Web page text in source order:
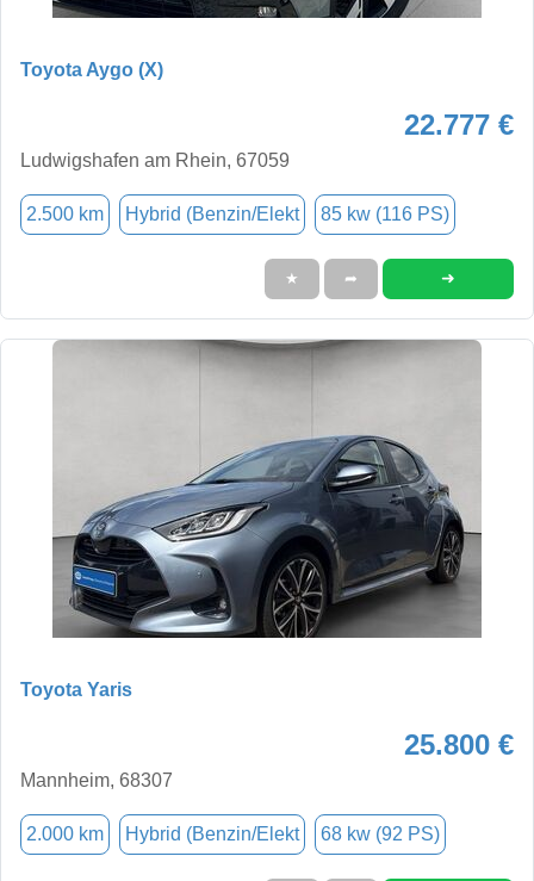
Toyota Aygo (X)
22.777 €
Ludwigshafen am Rhein, 67059
2.500 km Hybrid (Benzin/Elekt 85 kw (116 PS)
★ ➦ ➜
Toyota Yaris
25.800 €
Mannheim, 68307
2.000 km Hybrid (Benzin/Elekt 68 kw (92 PS)